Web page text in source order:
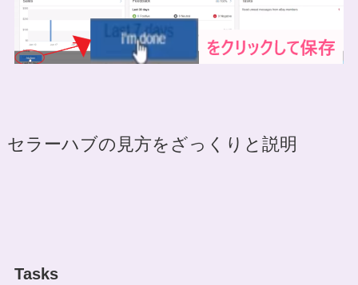
セラーハブの見方をざっくりと説明
Tasks